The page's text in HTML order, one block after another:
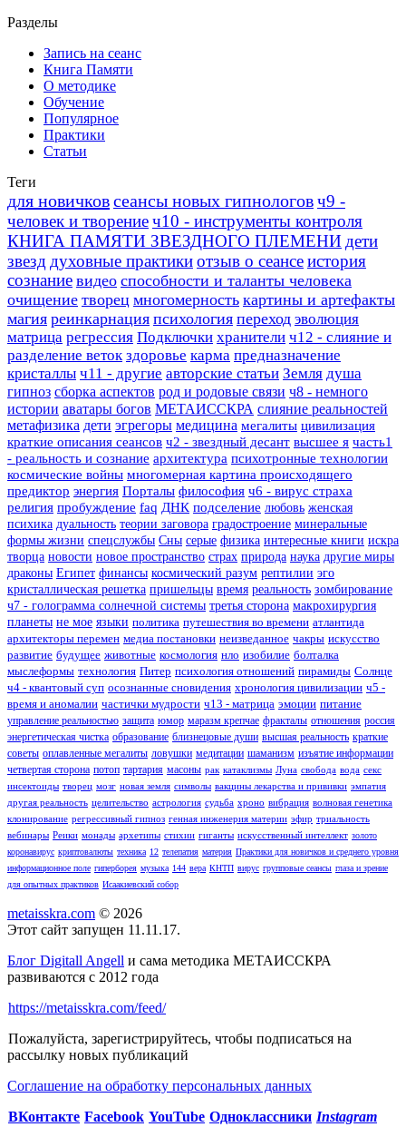
Разделы
Запись на сеанс
Книга Памяти
О методике
Обучение
Популярное
Практики
Статьи
Теги
для новичковсеансы новых гипнологовч9 -
человек и творениеч10 - инструменты контроля
КНИГА ПАМЯТИ ЗВЕЗДНОГО ПЛЕМЕНИ дети
звезд духовные практикиотзыв о сеансеистория
сознание видео способности и таланты человека
очищение творец многомерность картины и артефакты
магия реинкарнация психология переход эволюция
матрица регрессия Подключки хранители ч12 - слияние и
разделение веток здоровье карма предназначение
кристаллы ч11 - другие авторские статьи Земля душа
гипноз сборка аспектов род и родовые связи ч8 - немного
истории аватары богов МЕТАИССКРА слияние реальностей
метафизика дети эгрегоры медицина мегалиты цивилизация
краткие описания сеансов ч2 - звездный десант высшее я часть1
- реальность и сознание архитектура психотронные технологии
космические войны многомерная картина происходящего
предиктор энергия Порталы философия ч6 - вирус страха
религия пробуждение faq ДНК подселение любовь женская
психика дуальность теории заговора градостроение минеральные
формы жизни спецслужбы Сны серые физика интересные книги искра
творца новости новое пространство страх природа наука другие миры
драконы Египет финансы космический разум рептилии эго
кристаллическая решетка пришельцы время реальность зомбирование
ч7 - голограмма солнечной системы третья сторона макрохирургия
планеты не мое языки политика путешествия во времени атлантида
архитекторы перемен медиа постановки неизведанное чакры искусство
развитие будущее животные космология нло изобилие болталка
мыслеформы технология Питер психология отношений пирамиды Солнце
ч4 - квантовый суп осознанные сновидения хронология цивилизации ч5 -
время и аномалии частички мудрости ч13 - матрица эмоции питание
управление реальностью защита юмор маразм крепчае фракталы отношения россия
энергетическая чистка образование близнецовые души высшая реальность краткие
советы оплавленные мегалиты ловушки медитации шаманизм изъятие информации
четвертая сторона потоп тартария масоны рак катаклизмы Луна свобода вода секс
инсектоиды творец мозг новая земля символы вакцины лекарства и прививки эмпатия
другая реальность целительство астрология судьба хроно вибрация волновая генетика
клонирование регрессивный гипноз генная инженерия материи эфир триальность
вебинары Реики монады архетипы стихии гиганты искусственный интеллект золото
коронавирус криптовалюты техника 12 телепатия материя Практики для новичков и среднего уровня
информационное поле гиперборея музыка 144 вера КНТП вирус групповые сеансы глаза и зрение
для опытных практиков Исаакиевский собор
metaisskra.com © 2026
Этот сайт запущен 11.11.17.
Блог Digitall Angell и сама методика МЕТАИССКРА
развиваются с 2012 года
https://metaisskra.com/feed/
Пожалуйста, зарегистрируйтесь, чтобы подписаться на
рассылку новых публикаций
Соглашение на обработку персональных данных
ВКонтакте Facebook YouTube Одноклассники Instagram